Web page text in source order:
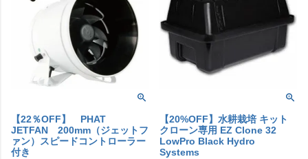
【22％OFF】 PHAT
JETFAN 200mm（ジェットフ
ァン）スピードコントローラー
付き
【20%OFF】水耕栽培 キット
クローン専用 EZ Clone 32
LowPro Black Hydro
Systems